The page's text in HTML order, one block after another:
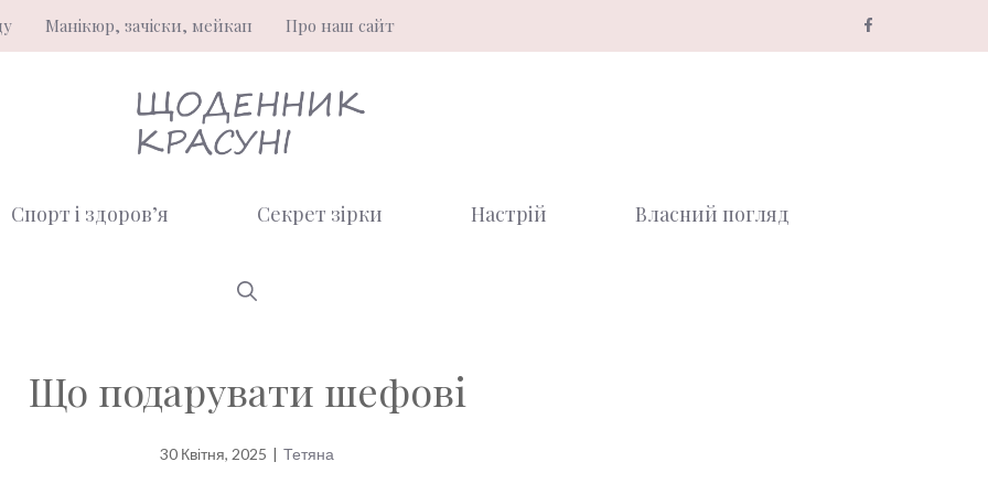
Манікюр, зачіски, мейкап Про наш сайт
Спорт і здоров’я Секрет зірки Настрій Власний погляд
Що подарувати шефові
30 Квітня, 2025 | Тетяна